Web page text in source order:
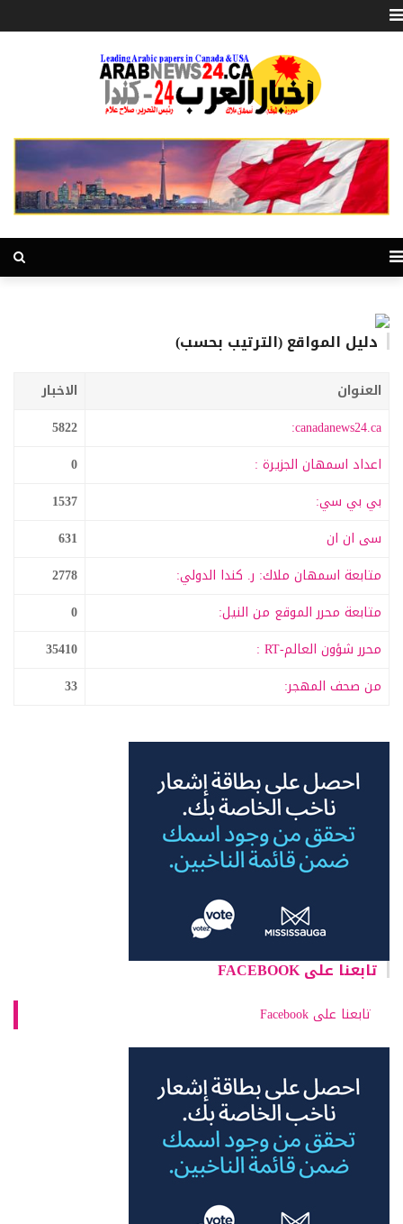
دليل المواقع (الترتيب بحسب)
العنوان
الاخبار
canadanews24.ca:
5822
اعداد اسمهان الجزيرة :
0
بي بي سي:
1537
سى ان ان
631
متابعة اسمهان ملاك: ر. كندا الدولي:
2778
متابعة محرر الموقع من النيل:
0
محرر شؤون العالم-RT :
35410
من صحف المهجر:
33
تابعنا على FACEBOOK
تابعنا على Facebook